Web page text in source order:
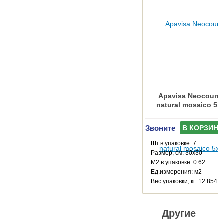
Apavisa
natural mosaico
Звоните В КОРЗИНУ
Шт.в упаковке: 7
Размер, см: 30x30
М2 в упаковке: 0.62
Ед.измерения: м2
Веc упаковки, кг: 12.854
Другие